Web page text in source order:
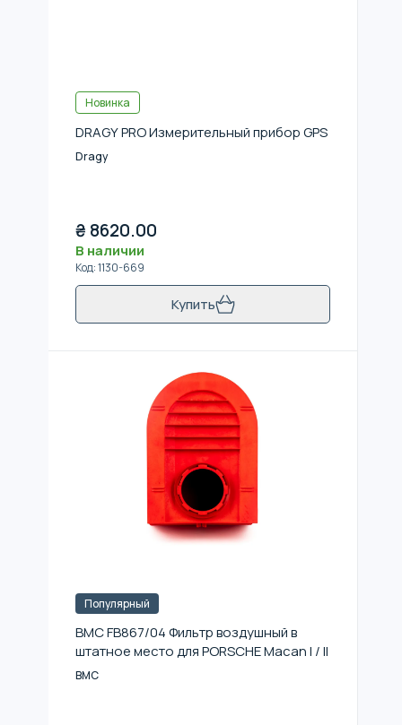
Новинка
DRAGY PRO Измерительный прибор GPS
Dragy
₴ 8620.00
В наличии
Код:1130-669
Купить
Популярный
BMC FB867/04 Фильтр воздушный в
штатное место для PORSCHE Macan I / II
BMC